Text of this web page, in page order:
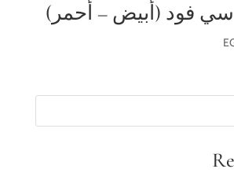
سي فود (أبيض – أحمر)